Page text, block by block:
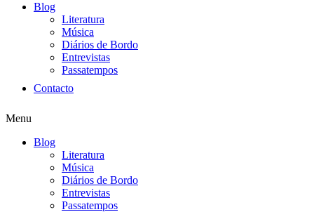
Blog
Literatura
Música
Diários de Bordo
Entrevistas
Passatempos
Contacto
Menu
Blog
Literatura
Música
Diários de Bordo
Entrevistas
Passatempos